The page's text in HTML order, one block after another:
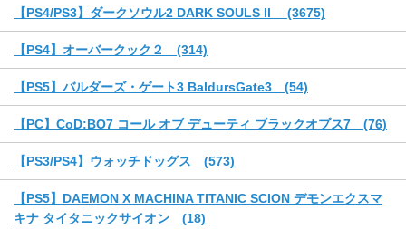
【PS4/PS3】ダークソウル2 DARK SOULS II (3675)
【PS4】オーバークック２ (314)
【PS5】バルダーズ・ゲート3 BaldursGate3 (54)
【PC】CoD:BO7 コール オブ デューティ ブラックオプス7 (76)
【PS3/PS4】ウォッチドッグス (573)
【PS5】DAEMON X MACHINA TITANIC SCION デモンエクスマ
キナ タイタニックサイオン (18)